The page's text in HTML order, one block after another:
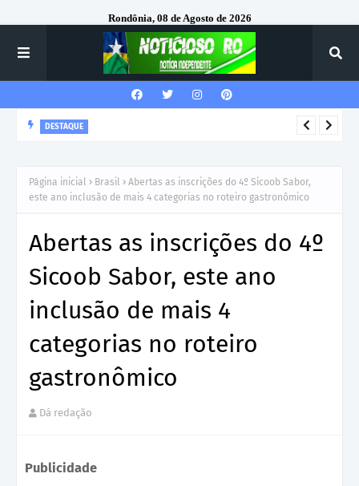
Rondônia, 08 de Agosto de 2026
DESTAQUE
Página inicial Brasil
Abertas as inscrições do 4º Sicoob Sabor,
este ano inclusão de mais 4 categorias no roteiro gastronômico
Abertas as inscrições do 4º
Sicoob Sabor, este ano
inclusão de mais 4
categorias no roteiro
gastronômico
Dá redação
Publicidade